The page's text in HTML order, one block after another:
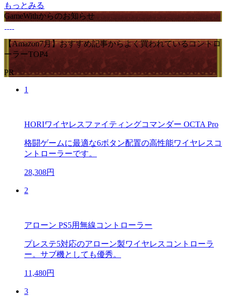
もっとみる
GameWithからのお知らせ
【Amazon7月】おすすめ記事からよく買われているコントロ
ーラーTOP4
PR
1
HORIワイヤレスファイティングコマンダー OCTA Pro
格闘ゲームに最適な6ボタン配置の高性能ワイヤレスコ
ントローラーです。
28,308円
2
アローン PS5用無線コントローラー
プレステ5対応のアローン製ワイヤレスコントローラ
ー。サブ機としても優秀。
11,480円
3